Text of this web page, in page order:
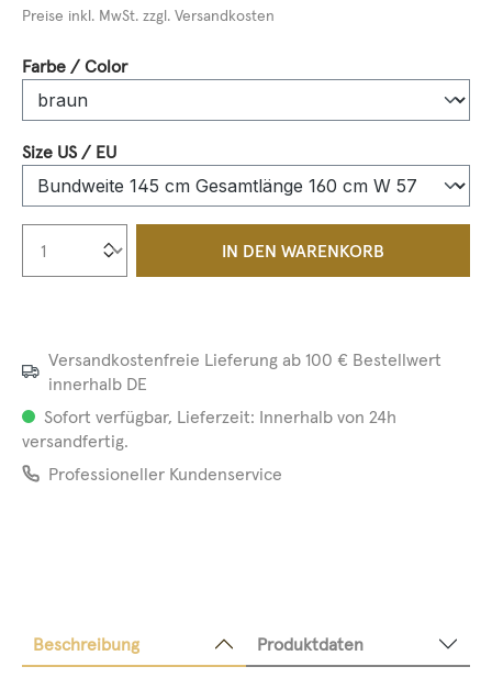
Preise inkl. MwSt. zzgl. Versandkosten
Farbe / Colorauswählen
Size US / EUauswählen
Produkt Anzahl: Gib den
IN DEN WARENKORB
Versandkostenfreie Lieferung ab 100 € Bestellwert
innerhalb DE
Sofort verfügbar, Lieferzeit: Innerhalb von 24h
versandfertig.
Professioneller Kundenservice
Beschreibung Produktdaten